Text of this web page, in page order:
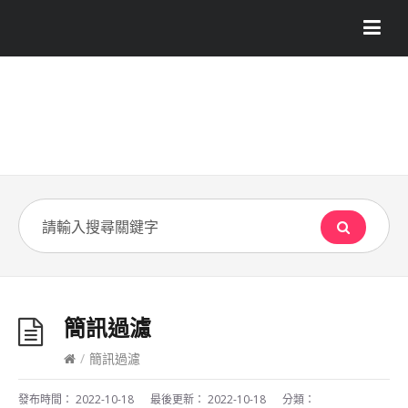
簡訊過濾
/ 簡訊過濾
發布時間： 2022-10-18 最後更新： 2022-10-18 分類：